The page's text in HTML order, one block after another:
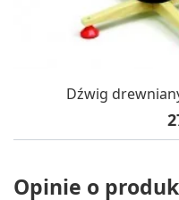
Dźwig
Opinie o